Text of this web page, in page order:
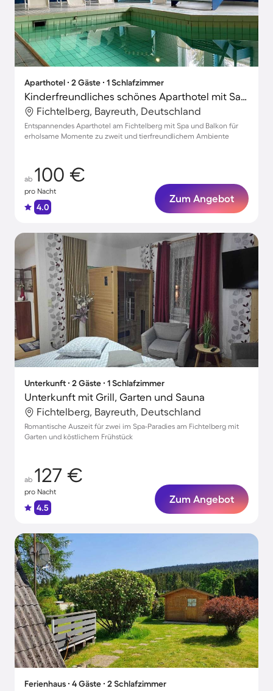
Aparthotel ∙ 2 Gäste ∙ 1 Schlafzimmer
Kinderfreundliches schönes Aparthotel mit Sauna | Hunde erlaubt
Fichtelberg, Bayreuth, Deutschland
Entspannendes Aparthotel am Fichtelberg mit Spa und Balkon für
erholsame Momente zu zweit und tierfreundlichem Ambiente
ab 100 €
pro Nacht
4.0
Zum Angebot
Unterkunft ∙ 2 Gäste ∙ 1 Schlafzimmer
Unterkunft mit Grill, Garten und Sauna
Fichtelberg, Bayreuth, Deutschland
Romantische Auszeit für zwei im Spa-Paradies am Fichtelberg mit
Garten und köstlichem Frühstück
ab 127 €
pro Nacht
4.5
Zum Angebot
Ferienhaus ∙ 4 Gäste ∙ 2 Schlafzimmer